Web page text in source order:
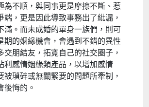
為不順，與同事更是摩擦不斷、惹
端，更是因此導致事務出了紕漏，
滿。而未成婚的單身一族們，則可
期的姻緣機會，會遇到不錯的異性
交朋結友，拓寬自己的社交圈子，
利感情姻緣類產品，以增加感情
被瑣碎或無關緊要的問題所牽制，
後悔的。